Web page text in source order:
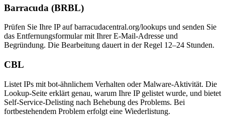
Barracuda (BRBL)
Prüfen Sie Ihre IP auf barracudacentral.org/lookups und senden Sie
das Entfernungsformular mit Ihrer E-Mail-Adresse und
Begründung. Die Bearbeitung dauert in der Regel 12–24 Stunden.
CBL
Listet IPs mit bot-ähnlichem Verhalten oder Malware-Aktivität. Die
Lookup-Seite erklärt genau, warum Ihre IP gelistet wurde, und bietet
Self-Service-Delisting nach Behebung des Problems. Bei
fortbestehendem Problem erfolgt eine Wiederlistung.